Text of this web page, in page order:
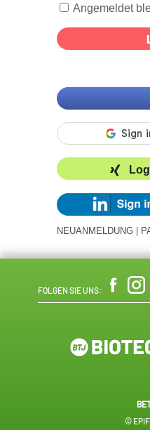
Angemeldet
NEUANMELDUNG
FOLGEN SIE UNS:
©